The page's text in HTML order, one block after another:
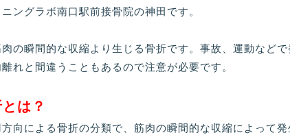
ングラボ南口駅前接骨院の神田です。
の瞬間的な収縮より生じる骨折です。事故、運動など
れと間違うこともあるので注意が必要です。
は？
向による骨折の分類で、筋肉の瞬間的な収縮によって発